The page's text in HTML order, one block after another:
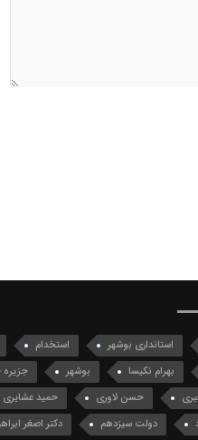
استانداری بوشهر استخدام
بهرام نکیسا بوشهر
حسن لاوری
حمید عشایری
دولت سیزدهم
دکتر اصغر